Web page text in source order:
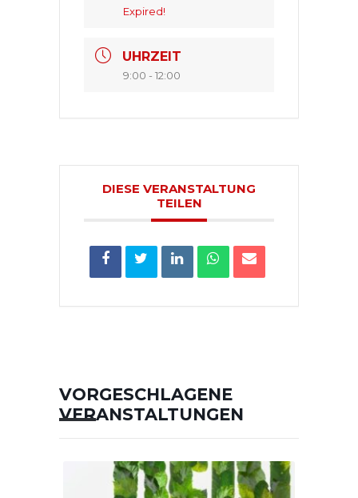
Expired!
UHRZEIT
9:00 - 12:00
DIESE VERANSTALTUNG
TEILEN
VORGESCHLAGENE
VERANSTALTUNGEN